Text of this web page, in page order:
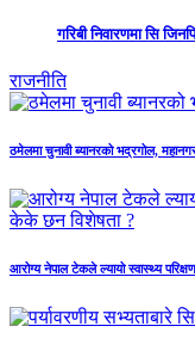
गरिबी निवारणमा सि
राजनीति
ठमेलमा चुनावी ब्यानरको भद्रगोल,
आरोग्य नेपाल टेकले ल्यायो स्वास्थ्य